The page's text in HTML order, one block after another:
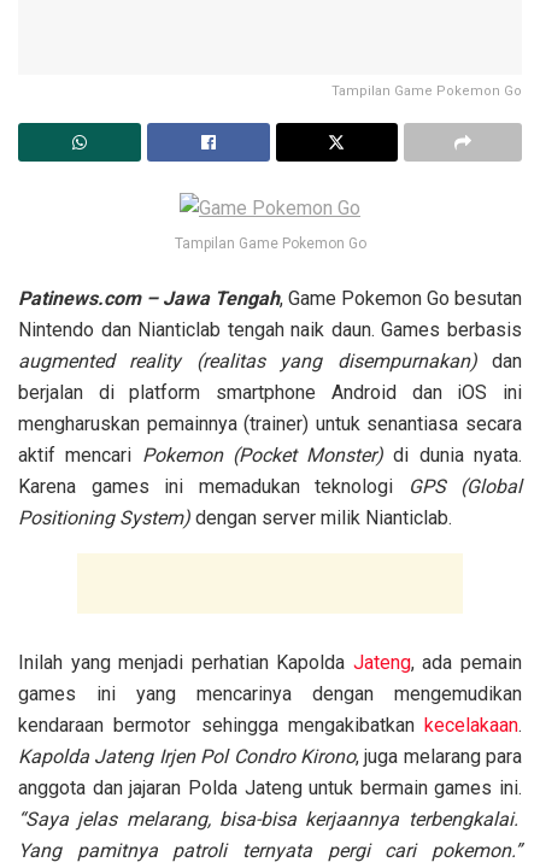
Tampilan Game Pokemon Go
Tampilan Game Pokemon Go
Patinews.com – Jawa Tengah, Game Pokemon Go besutan
Nintendo dan Nianticlab tengah naik daun. Games berbasis
augmented reality (realitas yang disempurnakan)dan
berjalan di platform smartphone Android dan iOS ini
mengharuskan pemainnya (trainer) untuk senantiasa secara
aktif mencari Pokemon (Pocket Monster) di dunia nyata.
Karena games ini memadukan teknologi
GPS (Global
Positioning System) dengan server milik Nianticlab.
Inilah yang menjadi perhatian Kapolda Jateng, ada pemain
games ini yang mencarinya dengan mengemudikan
kendaraan bermotor sehingga mengakibatkan kecelakaan.
Kapolda Jateng Irjen Pol Condro Kirono, juga melarang para
anggota dan jajaran Polda Jateng untuk bermain games ini.
“Saya jelas melarang, bisa-bisa kerjaannya terbengkalai.
Yang pamitnya patroli ternyata pergi cari pokemon.”